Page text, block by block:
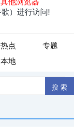
热点
专题
本地